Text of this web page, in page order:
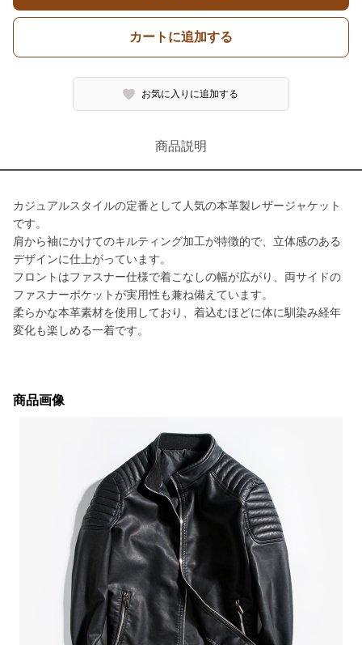
カートに追加する
お気に入りに追加する
商品説明
カジュアルスタイルの定番として人気の本革製レザージャケット
です。
肩から袖にかけてのキルティング加工が特徴的で、立体感のある
デザインに仕上がっています。
フロントはファスナー仕様で着こなしの幅が広がり、両サイドの
ファスナーポケットが実用性も兼ね備えています。
柔らかな本革素材を使用しており、着込むほどに体に馴染み経年
変化も楽しめる一着です。
商品画像